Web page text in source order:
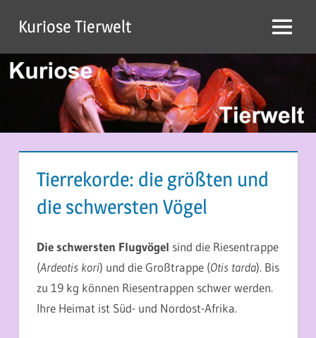
Inhalt
springen
Kuriose Tierwelt Menü
Tierrekorde: die größten und
die schwersten Vögel
Die schwersten Flugvögel sind die Riesentrappe
(Ardeotis kori) und die Großtrappe (Otis tarda). Bis
zu 19 kg können Riesentrappen schwer werden.
Ihre Heimat ist Süd- und Nordost-Afrika.